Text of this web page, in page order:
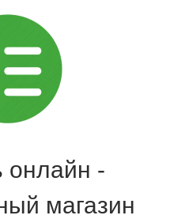
онлайн -
магазин